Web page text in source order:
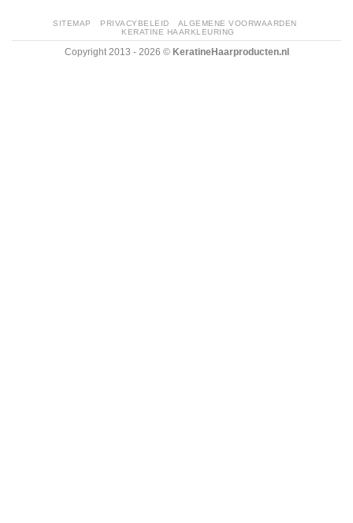
SITEMAP PRIVACYBELEID
ALGEMENE VOORWAARDEN
KERATINE HAARKLEURING
Copyright 2013 - 2026 © KeratineHaarproducten.nl